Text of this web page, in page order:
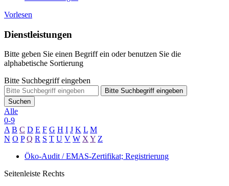
Vorlesen
Dienstleistungen
Bitte geben Sie einen Begriff ein oder benutzen Sie die
alphabetische Sortierung
Bitte Suchbegriff eingeben
Bitte Suchbegriff eingeben
Suchen
Alle
0-9
A B C D E F G H I J K L M
N O P Q R S T U V W XY Z
Öko-Audit / EMAS-Zertifikat; Registrierung
Seitenleiste Rechts